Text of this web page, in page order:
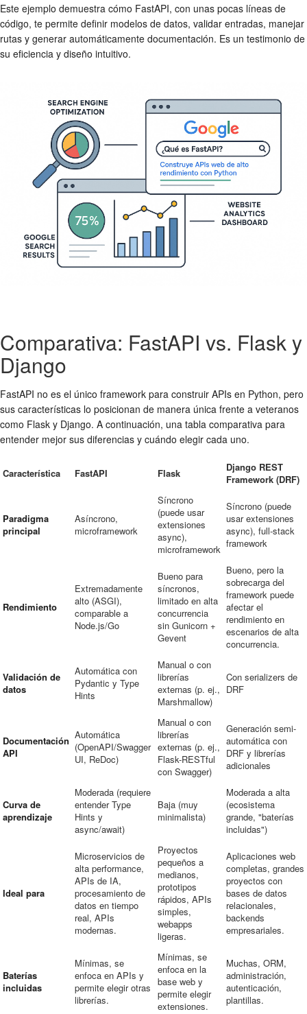
Este ejemplo demuestra cómo FastAPI, con unas pocas líneas de
código, te permite definir modelos de datos, validar entradas, manejar
rutas y generar automáticamente documentación. Es un testimonio de
su eficiencia y diseño intuitivo.
Comparativa: FastAPI vs. Flask y
Django
FastAPI no es el único framework para construir APIs en Python, pero
sus características lo posicionan de manera única frente a veteranos
como Flask y Django. A continuación, una tabla comparativa para
entender mejor sus diferencias y cuándo elegir cada uno.
Característica FastAPI Flask
Django REST
Framework (DRF)
Paradigma
principal
Asíncrono,
microframework
Síncrono
(puede usar
extensiones
async),
microframework
Síncrono (puede
usar extensiones
async), full-stack
framework
Rendimiento
Extremadamente
alto (ASGI),
comparable a
Node.js/Go
Bueno para
síncronos,
limitado en alta
concurrencia
sin Gunicorn +
Gevent
Bueno, pero la
sobrecarga del
framework puede
afectar el
rendimiento en
escenarios de alta
concurrencia.
Validación de
datos
Automática con
Pydantic y Type
Hints
Manual o con
librerías
externas (p. ej.,
Marshmallow)
Con serializers de
DRF
Documentación
API
Automática
(OpenAPI/Swagger
UI, ReDoc)
Manual o con
librerías
externas (p. ej.,
Flask-RESTful
con Swagger)
Generación semi-
automática con
DRF y librerías
adicionales
Curva de
aprendizaje
Moderada (requiere
entender Type
Hints y
async/await)
Baja (muy
minimalista)
Moderada a alta
(ecosistema
grande, "baterías
incluidas")
Ideal para
Microservicios de
alta performance,
APIs de IA,
procesamiento de
datos en tiempo
real, APIs
modernas.
Proyectos
pequeños a
medianos,
prototipos
rápidos, APIs
simples,
webapps
ligeras.
Aplicaciones web
completas, grandes
proyectos con
bases de datos
relacionales,
backends
empresariales.
Baterías
incluidas
Mínimas, se
enfoca en APIs y
permite elegir otras
librerías.
Mínimas, se
enfoca en la
base web y
permite elegir
extensiones.
Muchas, ORM,
administración,
autenticación,
plantillas.